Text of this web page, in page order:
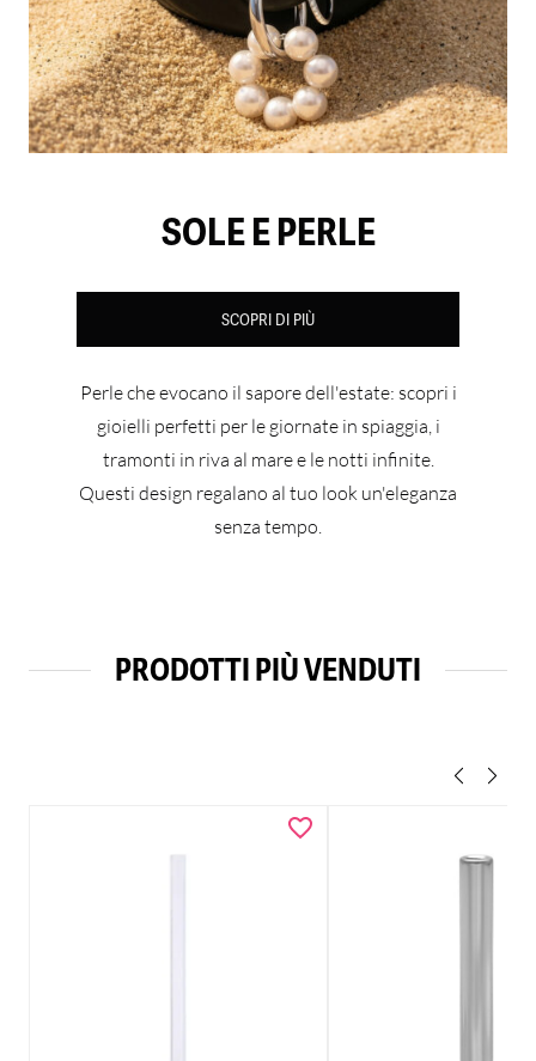
SOLE E PERLE
Perle che evocano il sapore dell'estate: scopri i
gioielli perfetti per le giornate in spiaggia, i
tramonti in riva al mare e le notti infinite.
Questi design regalano al tuo look un'eleganza
senza tempo.
SCOPRI DI PIÙ
PRODOTTI PIÙ VENDUTI